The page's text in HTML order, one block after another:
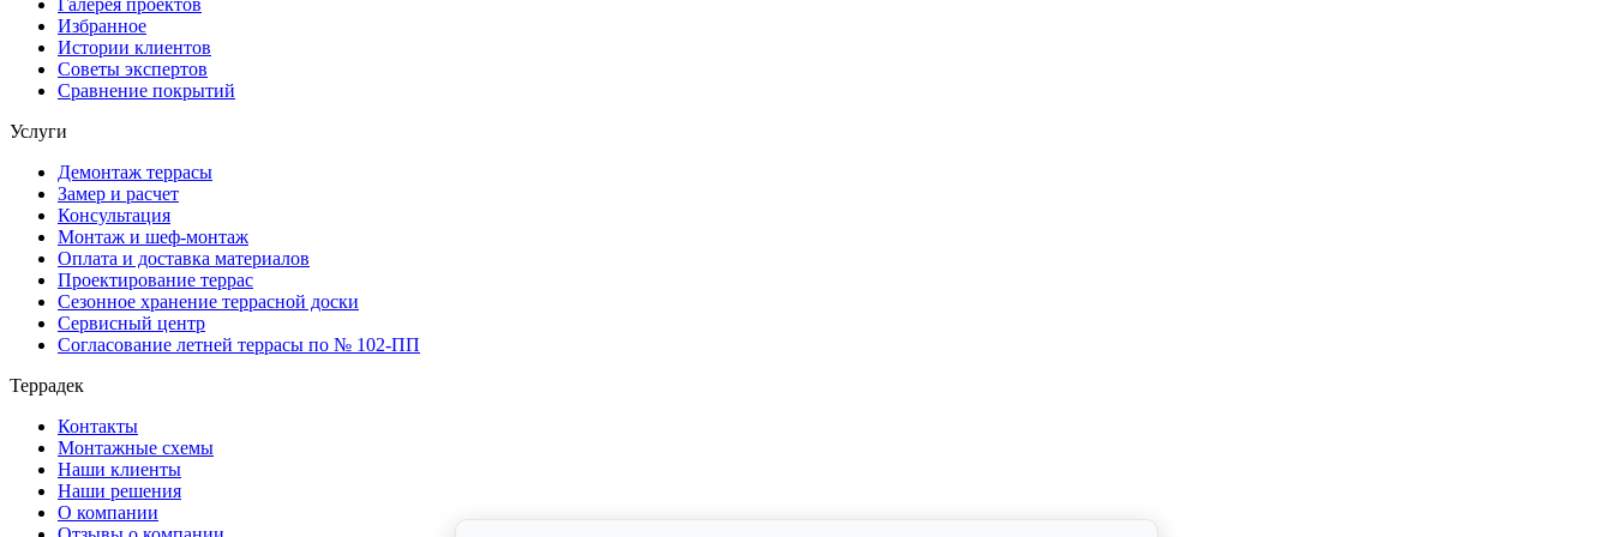
Избранное
Истории клиентов
Советы экспертов
Сравнение покрытий
Услуги
Демонтаж террасы
Замер и расчет
Консультация
Монтаж и шеф-монтаж
Оплата и доставка материалов
Проектирование террас
Сезонное хранение террасной доски
Сервисный центр
Согласование летней террасы по № 102-ПП
Террадек
Контакты
Монтажные схемы
Наши клиенты
Наши решения
О компании